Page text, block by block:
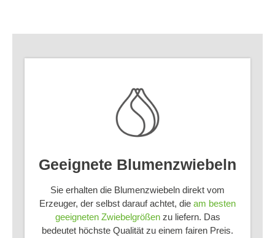
Geeignete Blumenzwiebeln
Sie erhalten die Blumenzwiebeln direkt vom
Erzeuger, der selbst darauf achtet, die am besten
geeigneten Zwiebelgrößenzu liefern. Das
bedeutet höchste Qualität zu einem fairen Preis.